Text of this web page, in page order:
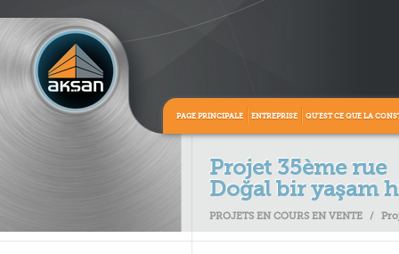
PAGE PRINCIPALE ENTREPRISE QU’EST CE QUE LA
Projet 35ème rue
Doğal bir yaşam
PROJETS EN COURS EN VENTE /